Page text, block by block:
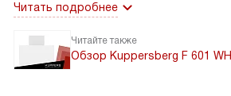
Читать подробнее
Читайте также
Обзор Kuppersberg F 601 WH